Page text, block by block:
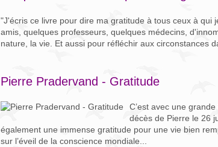
"J'écris ce livre pour dire ma gratitude à tous ceux à qui
amis, quelques professeurs, quelques médecins,
nature, la vie. Et aussi pour réfléchir aux circonstances
Pierre Pradervand - Gratitude
C’est avec une
décès de Pierre le 26
également une immense gratitude pour une vie bien
sur l’éveil de la conscience mondiale...